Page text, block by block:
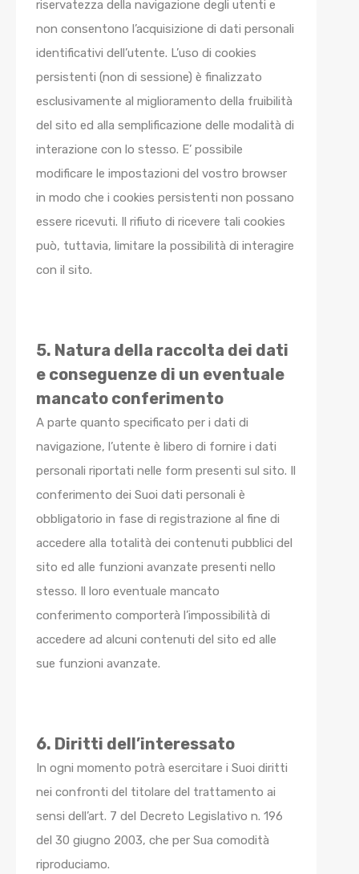
riservatezza della navigazione degli utenti e
non consentono l’acquisizione di dati personali
identificativi dell’utente. L’uso di cookies
persistenti (non di sessione) è finalizzato
esclusivamente al miglioramento della fruibilità
del sito ed alla semplificazione delle modalità di
interazione con lo stesso. E’ possibile
modificare le impostazioni del vostro browser
in modo che i cookies persistenti non possano
essere ricevuti. Il rifiuto di ricevere tali cookies
può, tuttavia, limitare la possibilità di interagire
con il sito.
5. Natura della raccolta dei dati
e conseguenze di un eventuale
mancato conferimento
A parte quanto specificato per i dati di
navigazione, l’utente è libero di fornire i dati
personali riportati nelle form presenti sul sito. Il
conferimento dei Suoi dati personali è
obbligatorio in fase di registrazione al fine di
accedere alla totalità dei contenuti pubblici del
sito ed alle funzioni avanzate presenti nello
stesso. Il loro eventuale mancato
conferimento comporterà l’impossibilità di
accedere ad alcuni contenuti del sito ed alle
sue funzioni avanzate.
6. Diritti dell’interessato
In ogni momento potrà esercitare i Suoi diritti
nei confronti del titolare del trattamento ai
sensi dell’art. 7 del Decreto Legislativo n. 196
del 30 giugno 2003, che per Sua comodità
riproduciamo.